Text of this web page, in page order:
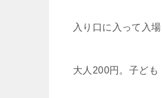
入り口に入って入
大人200円。子ども